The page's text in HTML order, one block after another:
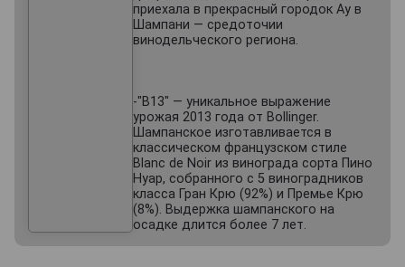
приехала в прекрасный городок Ау в
Шампани — средоточии
винодельческого региона.
-"B13" — уникальное выражение
урожая 2013 года от Bollinger.
Шампанское изготавливается в
классическом французском стиле
Blanc de Noir из винограда сорта Пино
Нуар, собранного с 5 виноградников
класса Гран Крю (92%) и Премье Крю
(8%). Выдержка шампанского на
осадке длится более 7 лет.